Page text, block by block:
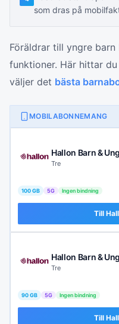
som dras på
Föräldrar till yngre
funktioner. Här hittar
väljer det bästa
MOBILABONNEMANG
Hallon Barn &
Tre
100 GB 5G Ingen bindning
Till
Hallon Barn &
Tre
90 GB 5G Ingen bindning
Till